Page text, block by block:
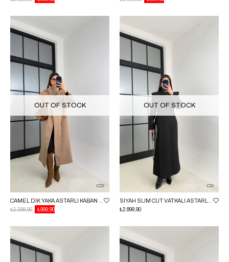
OUT OF STOCK
₺999,90
₺2.399,90
OUT OF STOCK
₺2.899,90